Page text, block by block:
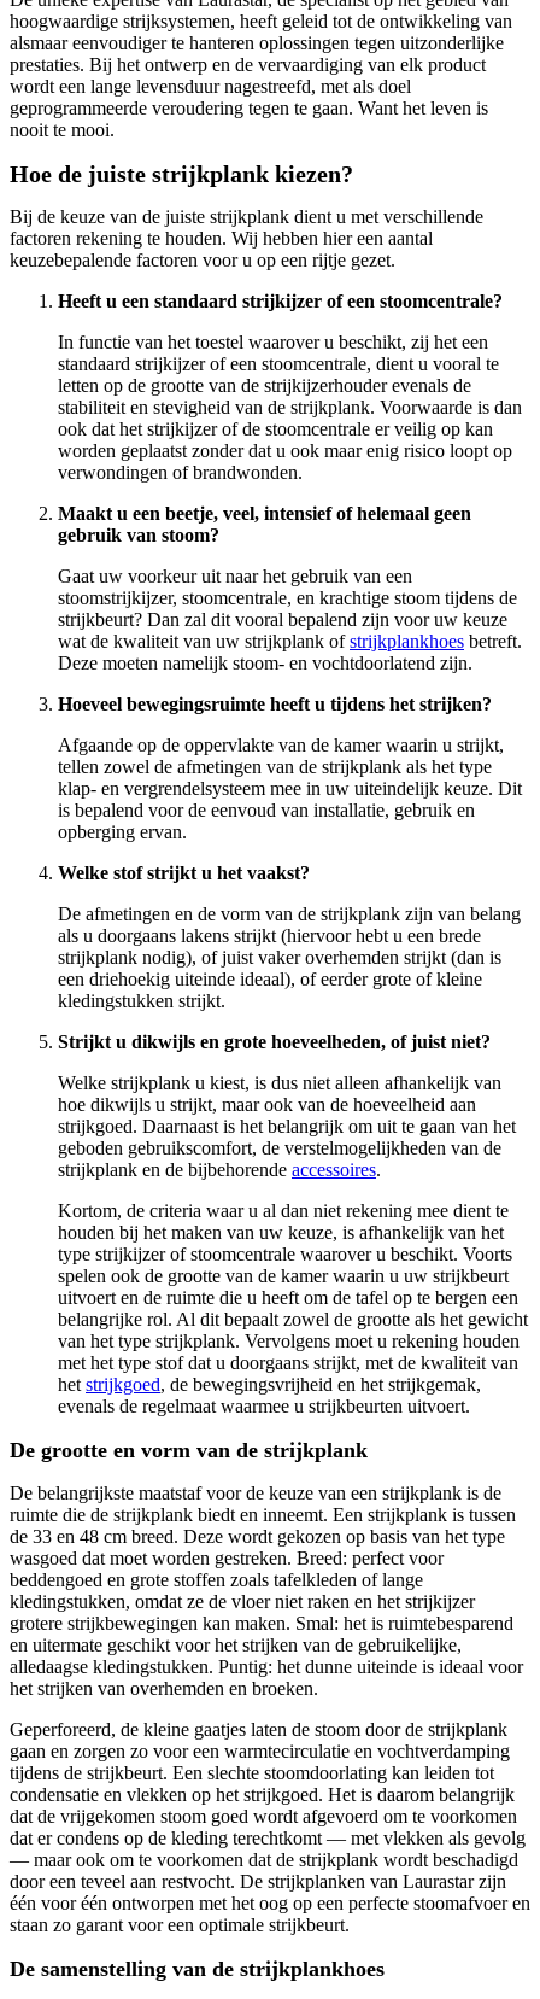
hoogwaardige strijksystemen, heeft geleid tot de ontwikkeling van
alsmaar eenvoudiger te hanteren oplossingen tegen uitzonderlijke
prestaties. Bij het ontwerp en de vervaardiging van elk product
wordt een lange levensduur nagestreefd, met als doel
geprogrammeerde veroudering tegen te gaan. Want het leven is
nooit te mooi.
Hoe de juiste strijkplank kiezen?
Bij de keuze van de juiste strijkplank dient u met verschillende
factoren rekening te houden. Wij hebben hier een aantal
keuzebepalende factoren voor u op een rijtje gezet.
Heeft u een standaard strijkijzer of een stoomcentrale?
In functie van het toestel waarover u beschikt, zij het een
standaard strijkijzer of een stoomcentrale, dient u vooral te
letten op de grootte van de strijkijzerhouder evenals de
stabiliteit en stevigheid van de strijkplank. Voorwaarde is dan
ook dat het strijkijzer of de stoomcentrale er veilig op kan
worden geplaatst zonder dat u ook maar enig risico loopt op
verwondingen of brandwonden.
Maakt u een beetje, veel, intensief of helemaal geen
gebruik van stoom?
Gaat uw voorkeur uit naar het gebruik van een
stoomstrijkijzer, stoomcentrale, en krachtige stoom tijdens de
strijkbeurt? Dan zal dit vooral bepalend zijn voor uw keuze
wat de kwaliteit van uw strijkplank ofstrijkplankhoes betreft.
Deze moeten namelijk stoom- en vochtdoorlatend zijn.
Hoeveel bewegingsruimte heeft u tijdens het strijken?
Afgaande op de oppervlakte van de kamer waarin u strijkt,
tellen zowel de afmetingen van de strijkplank als het type
klap- en vergrendelsysteem mee in uw uiteindelijk keuze. Dit
is bepalend voor de eenvoud van installatie, gebruik en
opberging ervan.
Welke stof strijkt u het vaakst?
De afmetingen en de vorm van de strijkplank zijn van belang
als u doorgaans lakens strijkt (hiervoor hebt u een brede
strijkplank nodig), of juist vaker overhemden strijkt (dan is
een driehoekig uiteinde ideaal), of eerder grote of kleine
kledingstukken strijkt.
Strijkt u dikwijls en grote hoeveelheden, of juist niet?
Welke strijkplank u kiest, is dus niet alleen afhankelijk van
hoe dikwijls u strijkt, maar ook van de hoeveelheid aan
strijkgoed. Daarnaast is het belangrijk om uit te gaan van het
geboden gebruikscomfort, de verstelmogelijkheden van de
strijkplank en de bijbehorende accessoires.
Kortom, de criteria waar u al dan niet rekening mee dient te
houden bij het maken van uw keuze, is afhankelijk van het
type strijkijzer of stoomcentrale waarover u beschikt. Voorts
spelen ook de grootte van de kamer waarin u uw strijkbeurt
uitvoert en de ruimte die u heeft om de tafel op te bergen een
belangrijke rol. Al dit bepaalt zowel de grootte als het gewicht
van het type strijkplank. Vervolgens moet u rekening houden
met het type stof dat u doorgaans strijkt, met de kwaliteit van
het strijkgoed, de bewegingsvrijheid en het strijkgemak,
evenals de regelmaat waarmee u strijkbeurten uitvoert.
De grootte en vorm van de strijkplank
De belangrijkste maatstaf voor de keuze van een strijkplank is de
ruimte die de strijkplank biedt en inneemt. Een strijkplank is tussen
de 33 en 48 cm breed. Deze wordt gekozen op basis van het type
wasgoed dat moet worden gestreken. Breed: perfect voor
beddengoed en grote stoffen zoals tafelkleden of lange
kledingstukken, omdat ze de vloer niet raken en het strijkijzer
grotere strijkbewegingen kan maken. Smal: het is ruimtebesparend
en uitermate geschikt voor het strijken van de gebruikelijke,
alledaagse kledingstukken. Puntig: het dunne uiteinde is ideaal voor
het strijken van overhemden en broeken.
Geperforeerd, de kleine gaatjes laten de stoom door de strijkplank
gaan en zorgen zo voor een warmtecirculatie en vochtverdamping
tijdens de strijkbeurt. Een slechte stoomdoorlating kan leiden tot
condensatie en vlekken op het strijkgoed. Het is daarom belangrijk
dat de vrijgekomen stoom goed wordt afgevoerd om te voorkomen
dat er condens op de kleding terechtkomt — met vlekken als gevolg
— maar ook om te voorkomen dat de strijkplank wordt beschadigd
door een teveel aan restvocht. De strijkplanken van Laurastar zijn
één voor één ontworpen met het oog op een perfecte stoomafvoer en
staan zo garant voor een optimale strijkbeurt.
De samenstelling van de strijkplankhoes